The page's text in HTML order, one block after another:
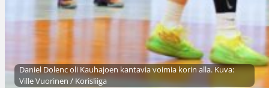
Daniel Dolenc oli Kauhajoen kantavia voimia korin alla. Kuva:
Ville Vuorinen / Korisliiga